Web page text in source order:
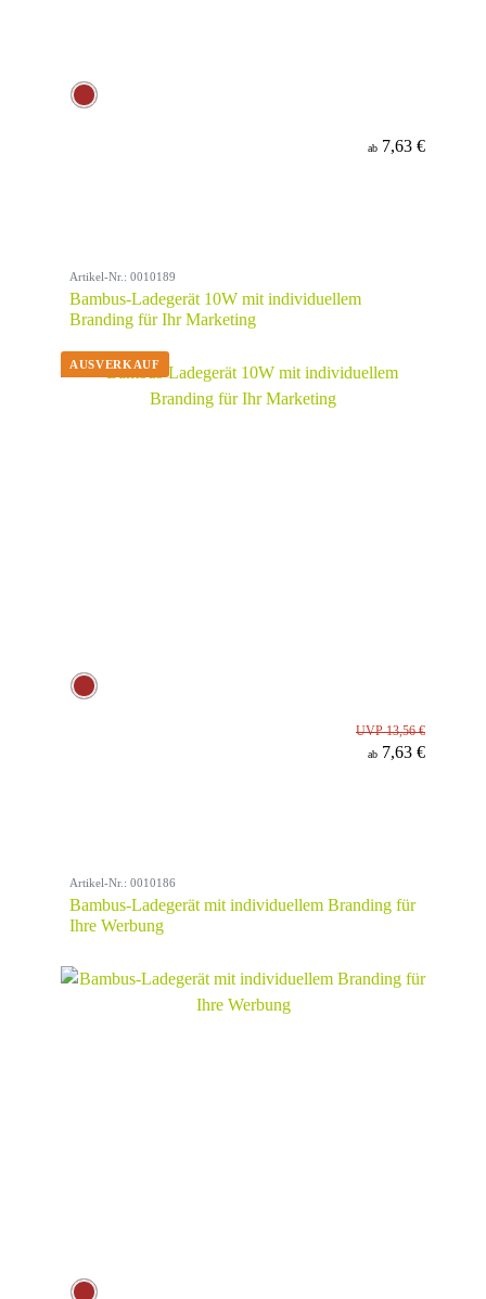
ab 7,63 €
Artikel-Nr.: 0010189
Bambus-Ladegerät 10W mit individuellem
Branding für Ihr Marketing
UVP 13,56 €
ab 7,63 €
Artikel-Nr.: 0010186
Bambus-Ladegerät mit individuellem Branding für
Ihre Werbung